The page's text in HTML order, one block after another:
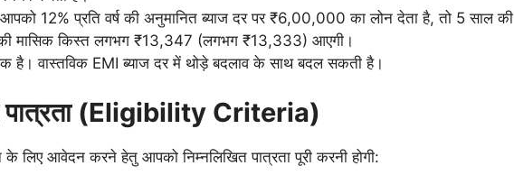
12% प्रति वर्ष की अनुमानित ब्याज दर पर ₹6,00,000 का लोन देता है, तो 5 साल की
मासिक किस्त लगभग ₹13,347 (लगभग ₹13,333) आएगी।
है। वास्तविक EMI ब्याज दर में थोड़े बदलाव के साथ बदल सकती है।
पात्रता (Eligibility Criteria)
लिए आवेदन करने हेतु आपको निम्नलिखित पात्रता पूरी करनी होगी: